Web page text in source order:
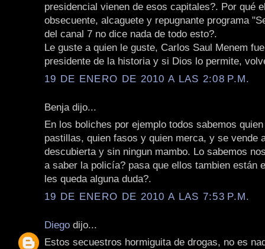
presidencial vienen de esos capitales?. Por qué
obsecuente, alcaguete y repugnante programa
del canal 7 no dice nada de todo esto?.
Le guste a quien le guste, Carlos Saul Menem
presidente de la historia y si Dios lo permite,
19 DE ENERO DE 2010 A LAS 2:08 P.M.
Benja dijo...
En los boliches por ejemplo todos sabemos
pastillas, quien fasos y quien merca, y se vende
descubierta y sin ningun mambo. Lo sabemos
a saber la policía? pasa que ellos tambien están
les queda alguna duda?.
19 DE ENERO DE 2010 A LAS 7:53 P.M.
Diego dijo...
Estos secuestros hormiguita de drogas, no es